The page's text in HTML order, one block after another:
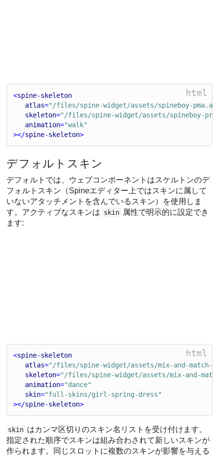
html
<spine-skeleton
atlas="/files/spine-widget/assets/spineboy-
skeleton="/files/spine-widget/assets/spineboy-
animation="walk"
></spine-skeleton>
デフォルトスキン
デフォルトでは、ウェブコンポーネントはスケルトンのデ
フォルトスキン（Spineエディター上ではスキンに属して
いないアタッチメントを含んでいるスキン）を使用しま
す。アクティブなスキンは skin 属性で明示的に設定でき
ます:
html
<spine-skeleton
atlas="/files/spine-widget/assets/mix-and-match-
skeleton="/files/spine-widget/assets/mix-and-
animation="dance"
skin="full-skins/girl-spring-dress"
></spine-skeleton>
skin はカンマ区切りのスキン名リストを受け付けます。
指定された順序でスキンは組み合わされて新しいスキンが
作られます。同じスロットに複数のスキンが影響を与える